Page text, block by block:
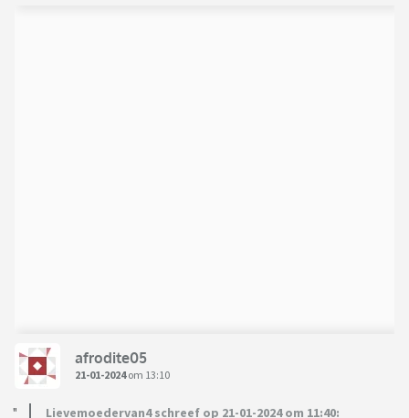
afrodite05
21-01-2024om 13:10
Lievemoedervan4 schreef op 21-01-2024 om 11:40: